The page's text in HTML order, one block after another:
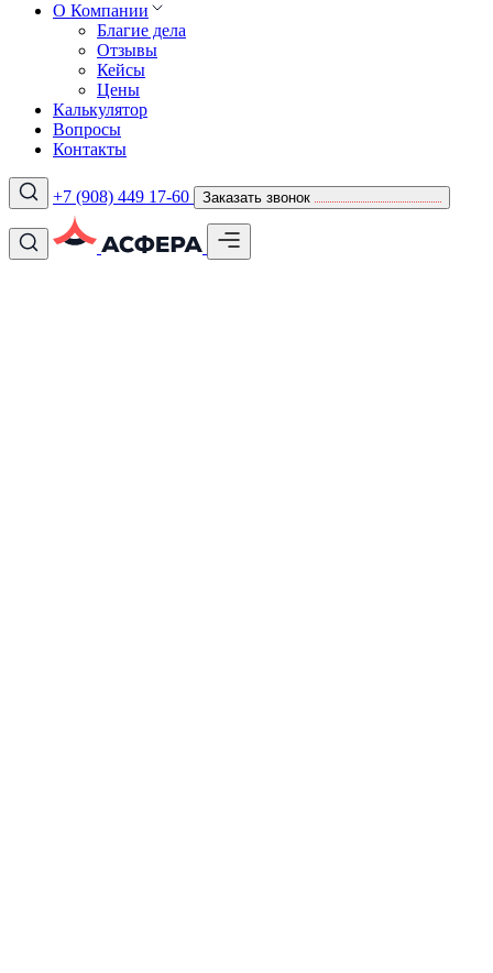
О Компании
Благие дела
Отзывы
Кейсы
Цены
Калькулятор
Вопросы
Контакты
+7 (908) 449 17-60 Заказать звонок